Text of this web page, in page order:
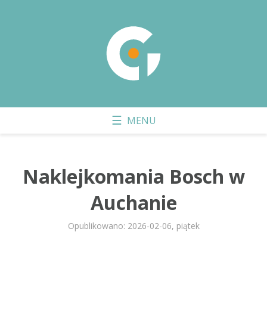
Naklejkomania Bosch w
Auchanie
Opublikowano: 2026-02-06, piątek